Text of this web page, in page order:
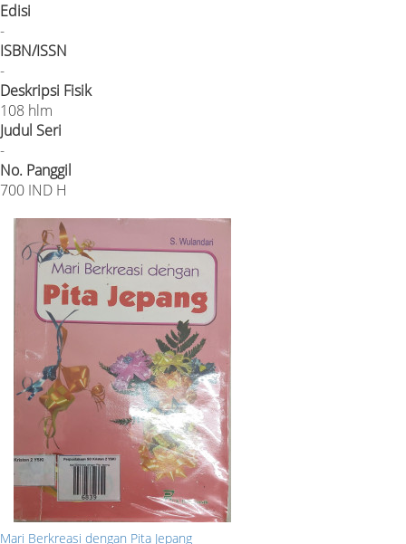
Edisi
-
ISBN/ISSN
-
Deskripsi Fisik
108 hlm
Judul Seri
-
No. Panggil
700 IND H
Mari Berkreasi dengan Pita Jepang